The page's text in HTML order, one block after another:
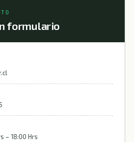
formulario
– 18:00 Hrs